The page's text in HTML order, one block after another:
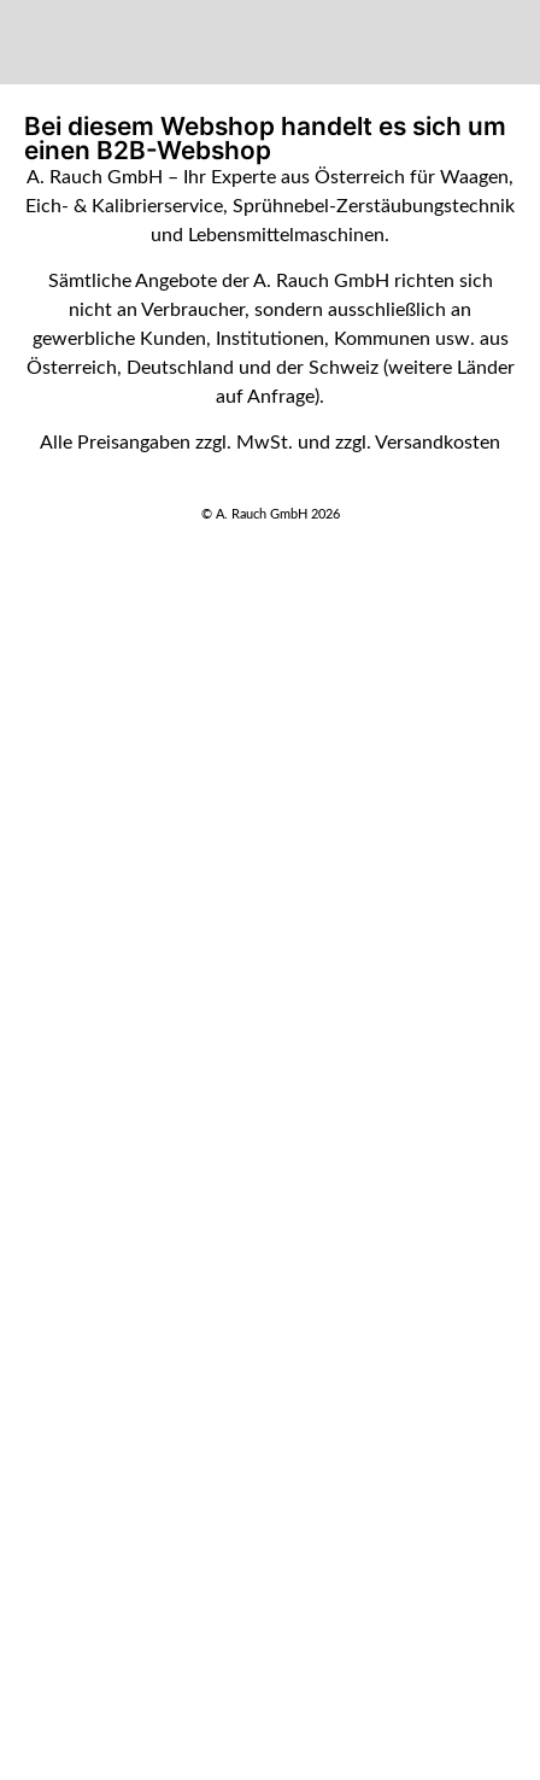
Bei diesem Webshop handelt es sich um
einen B2B-Webshop
A. Rauch GmbH – Ihr Experte aus Österreich für Waagen,
Eich- & Kalibrierservice, Sprühnebel-Zerstäubungstechnik
und Lebensmittelmaschinen.
Sämtliche Angebote der A. Rauch GmbH richten sich
nicht an Verbraucher, sondern ausschließlich an
gewerbliche Kunden, Institutionen, Kommunen usw. aus
Österreich, Deutschland und der Schweiz (weitere Länder
auf Anfrage).
Alle Preisangaben zzgl. MwSt. und zzgl. Versandkosten
© A. Rauch GmbH 2026